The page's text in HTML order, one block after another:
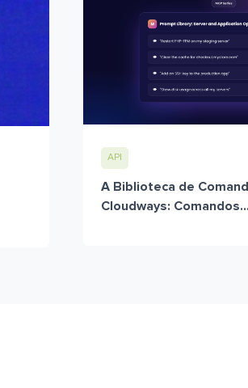
API
A Biblioteca de
Cloudways: Comandos...